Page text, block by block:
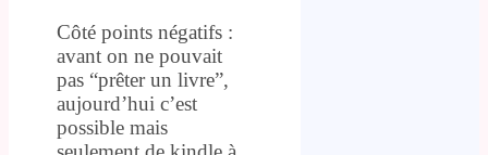
Côté points négatifs :
avant on ne pouvait
pas “prêter un livre”,
aujourd’hui c’est
possible mais